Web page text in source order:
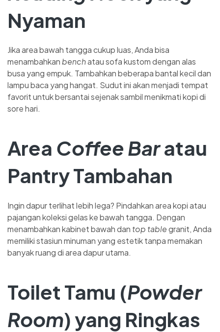
Nyaman
Jika area bawah tangga cukup luas, Anda bisa
menambahkanbenchatau sofa kustom dengan alas
busa yang empuk. Tambahkan beberapa bantal kecil dan
lampu baca yang hangat. Sudut ini akan menjadi tempat
favorit untuk bersantai sejenak sambil menikmati kopi di
sore hari.
Area Coffee Baratau
Pantry Tambahan
Ingin dapur terlihat lebih lega? Pindahkan area kopi atau
pajangan koleksi gelas ke bawah tangga. Dengan
menambahkan kabinet bawah dan top tablegranit, Anda
memiliki stasiun minuman yang estetik tanpa memakan
banyak ruang di area dapur utama.
Toilet Tamu (Powder
Room) yang Ringkas